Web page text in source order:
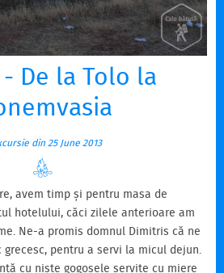
De la Tolo la
din 25 June 2013
avem timp și pentru masa de
hotelului, căci zilele anterioare am
Ne-a promis domnul Dimitris că ne
pentru a servi la micul dejun.
cu niște gogoșele servite cu miere